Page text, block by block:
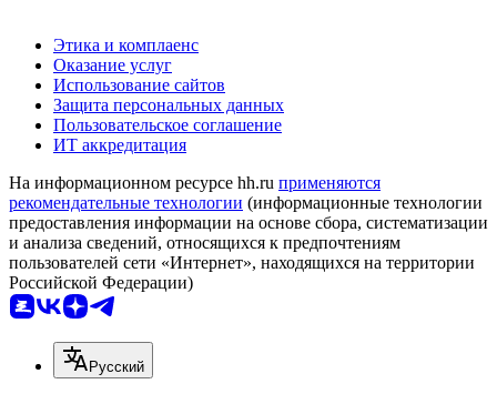
Этика и комплаенс
Оказание услуг
Использование сайтов
Защита персональных данных
Пользовательское соглашение
ИТ аккредитация
На информационном ресурсе hh.ru применяются
рекомендательные технологии (информационные технологии
предоставления информации на основе сбора, систематизации
и анализа сведений, относящихся к предпочтениям
пользователей сети «Интернет», находящихся на территории
Российской Федерации)
Русский